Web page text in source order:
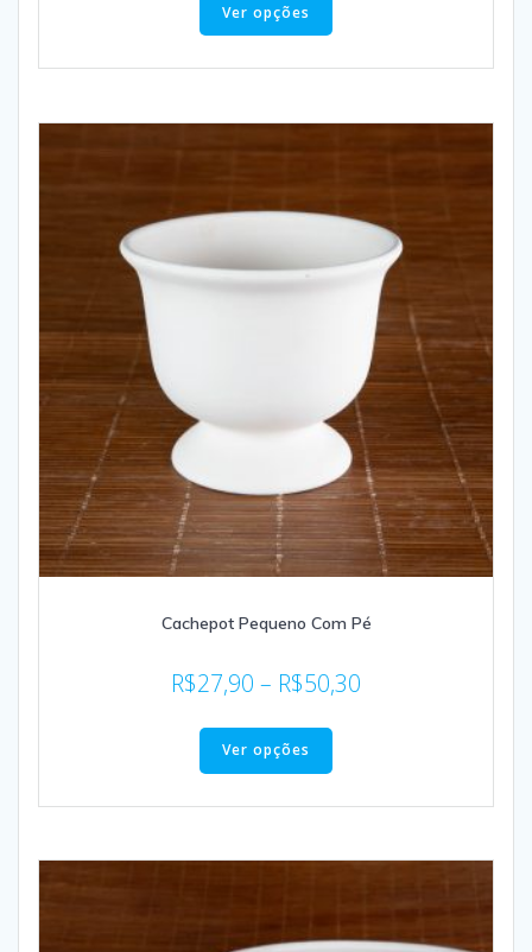
Ver opções
Cachepot Pequeno Com Pé
R$27,90 – R$50,30
Ver opções